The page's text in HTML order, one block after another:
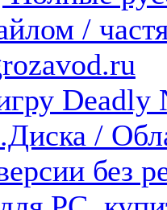
/
/
без